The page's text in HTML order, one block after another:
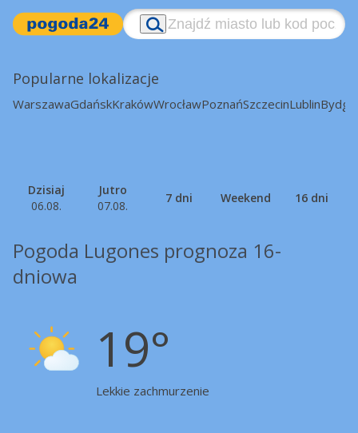
Popularne lokalizacje
WarszawaGdańskKrakówWrocławPoznańSzczecinLublin
Dzisiaj
06.08.
Jutro
07.08.
7 dni Weekend 16 dni
Pogoda Lugones prognoza 16-
dniowa
19°
Lekkie zachmurzenie